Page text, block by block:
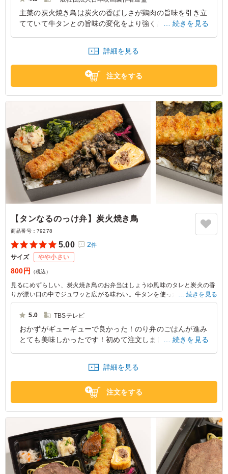
主菜の炭火焼き鳥は炭火の香ばしさが鶏肉の旨味を引き立
てていて牛タンとの旨味の変化をより強く感じるといって
東京都中央区日本橋2026/07/25
続きを見る
詳細を見る
注文をする
【タンなるのっけ弁】炭火焼き鳥
商品番号： 79278
5.00 2件
サイズ やや小さい
800円 （税込）
見るにめずらしい、炭火焼き鳥のお弁当はしょうゆ風味のタレと炭火の香
りが漂い口の中でジュワッと広がる味わい。牛タンを使ったポテサラや彩
り豊かな青菜ナムルと共に、さまざまな食感が楽しめる一品。忙しい日々
の合間に、心を満たす贅沢なランチタイムを演出します。
続きを見る
5.0 TBSテレビ
おかずがギューギューで良かった！のり弁のごはんが進み
とても美味しかったです！初めて注文しましたがとても美
東京都港区赤坂2026/06/29
続きを見る
詳細を見る
注文をする